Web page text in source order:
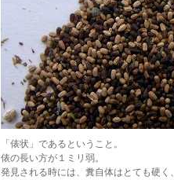
「俵状」であるということ。
俵の長い方が１ミリ弱。
発見される時には、糞自体はとても硬く